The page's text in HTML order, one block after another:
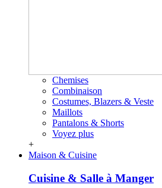
Chemises
Combinaison
Costumes, Blazers & Veste
Maillots
Pantalons & Shorts
Voyez plus
+
Maison & Cuisine
Cuisine & Salle à Manger